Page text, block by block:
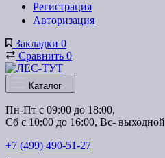
Регистрация
Авторизация
Закладки 0
Сравнить 0
Каталог
Пн-Пт с 09:00 до 18:00,
Сб с 10:00 до 16:00, Вс- выходной
+7 (499) 490-51-27